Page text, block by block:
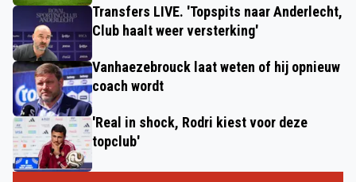
Transfers LIVE. 'Topspits naar Anderlecht,
Club haalt weer versterking'
Vanhaezebrouck laat weten of hij opnieuw
coach wordt
'Real in shock, Rodri kiest voor deze
topclub'